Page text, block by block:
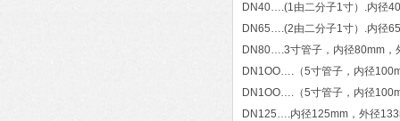
DN40….(1由二分子1寸）.内径
DN65….(2由二分子1寸）.内径
DN80….3寸管子，内径80mm，
DN1OO….（5寸管子，内径
DN1OO….（5寸管子，内径
DN125….内径125mm，外径